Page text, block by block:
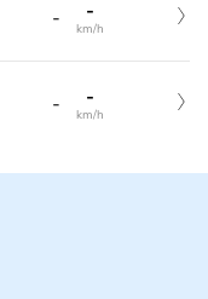
- -
km/h
- -
km/h